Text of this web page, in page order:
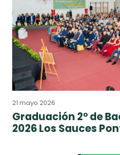
21 mayo 2026
Graduación 2º de
2026 Los Sauces